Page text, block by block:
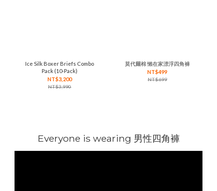
Ice Silk Boxer Briefs Combo
Pack (10-Pack)
NT$3,200
NT$3,990
莫代爾棉 懶在家漂浮四角褲
NT$499
NT$699
Everyone is wearing 男性四角褲